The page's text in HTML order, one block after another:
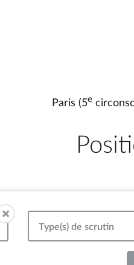
Paris (5e
Type(s) de scrutin